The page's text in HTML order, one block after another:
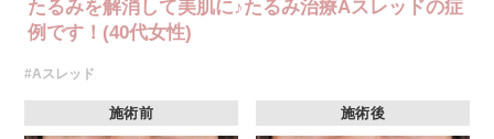
たるみを解消して美肌に♪たるみ治療Aスレッドの症
例です！(40代女性)
#Aスレッド
施術前 施術後